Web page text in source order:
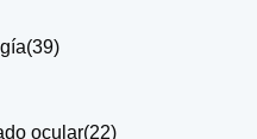
(39)
ocular(22)